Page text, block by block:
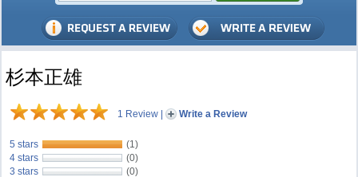
杉本正雄
1 Review | Write a Review
5 stars
(1)
4 stars
(0)
3 stars
(0)